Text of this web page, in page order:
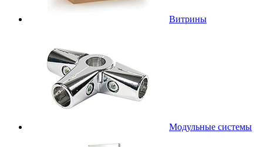
Витрины
Модульные системы